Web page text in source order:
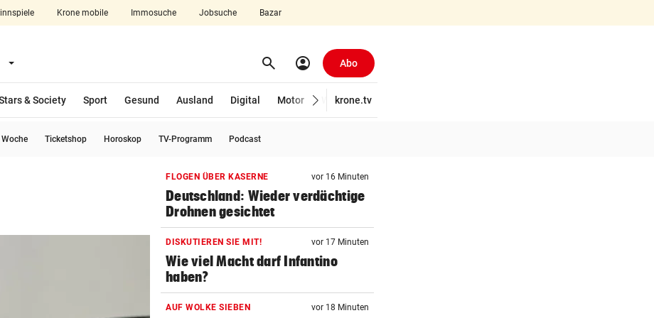
Krone mobile Immosuche Jobsuche Bazar
Menü aufklappen search Suchen
account_circle Abo
& Society Sport Gesund Ausland Digital Motor Wirtschaft
krone.tv
Woche Ticketshop Horoskop TV-Programm Podcast
FLOGEN ÜBER KASERNE vor 16 Minuten
Deutschland: Wieder verdächtige
Drohnen gesichtet
DISKUTIEREN SIE MIT! vor 17 Minuten
Wie viel Macht darf Infantino
haben?
AUF WOLKE SIEBEN vor 18 Minuten